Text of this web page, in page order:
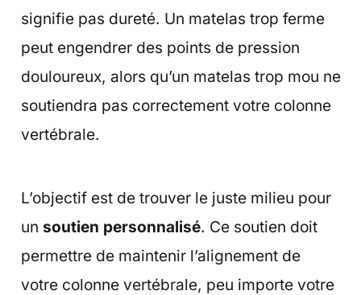
signifie pas dureté. Un matelas trop ferme
peut engendrer des points de pression
douloureux, alors qu’un matelas trop mou ne
soutiendra pas correctement votre colonne
vertébrale.
L’objectif est de trouver le juste milieu pour
un soutien personnalisé. Ce soutien doit
permettre de maintenir l’alignement de
votre colonne vertébrale, peu importe votre